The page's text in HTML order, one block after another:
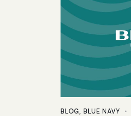
BLOG, BLUE NAVY